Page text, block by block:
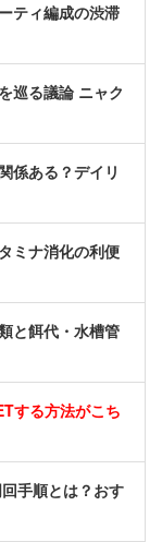
ティ編成の渋滞
巡る議論 ニャク
係ある？デイリ
ミナ消化の利便
と餌代・水槽管
する方法がこち
手順とは？おす